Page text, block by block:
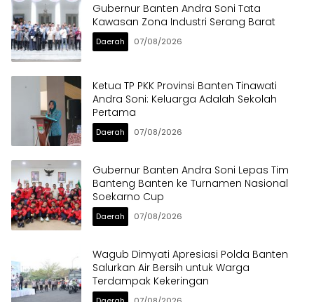
Gubernur Banten Andra Soni Tata
Kawasan Zona Industri Serang Barat
Daerah 07/08/2026
Ketua TP PKK Provinsi Banten Tinawati
Andra Soni: Keluarga Adalah Sekolah
Pertama
Daerah 07/08/2026
Gubernur Banten Andra Soni Lepas Tim
Banteng Banten ke Turnamen Nasional
Soekarno Cup
Daerah 07/08/2026
Wagub Dimyati Apresiasi Polda Banten
Salurkan Air Bersih untuk Warga
Terdampak Kekeringan